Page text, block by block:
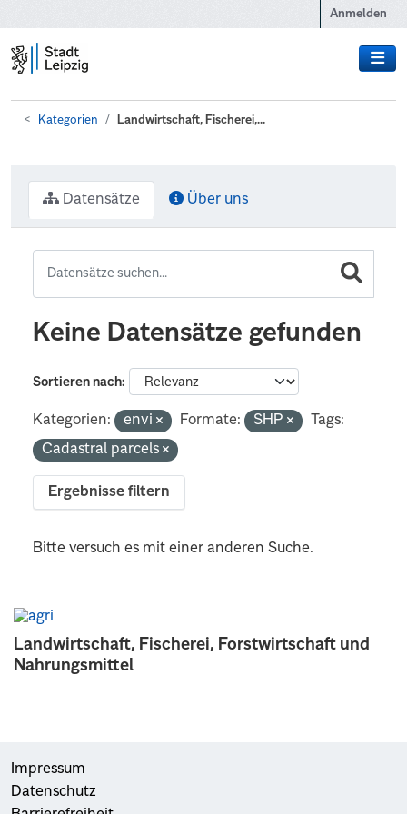
Anmelden
Kategorien Landwirtschaft, Fischerei,...
Landwirtschaft, Fischerei, Forstwirtschaft und
Nahrungsmittel
Datensätze Über uns
Keine Datensätze gefunden
Sortieren nach
Kategorien: envi Formate: SHP
Tags:
Cadastral parcels
Ergebnisse filtern
Bitte versuch es mit einer anderen Suche.
Impressum
Datenschutz